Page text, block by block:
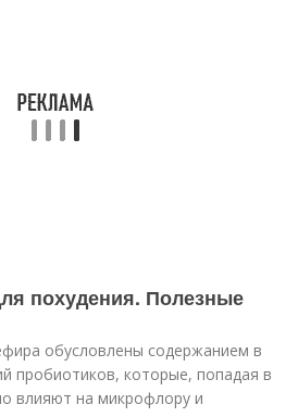
похудения. Полезные
обусловлены содержанием в
пробиотиков, которые, попадая в
влияют на микрофлору и